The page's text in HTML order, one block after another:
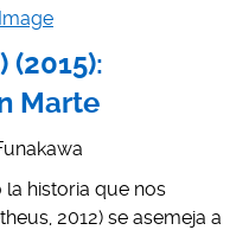
(2015):
Marte
historia que nos
2012) se asemeja a